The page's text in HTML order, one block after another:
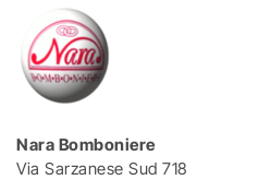
Nara Bomboniere
Via Sarzanese Sud 718